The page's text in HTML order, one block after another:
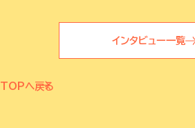
インタビュー一覧
TOPへ戻る